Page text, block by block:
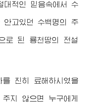
대적인 믿음속에서 수
안고있던 수백명의 주
로 된 룡천땅의 전설
를 친히 료해하시였을
지 않으면 누구에게